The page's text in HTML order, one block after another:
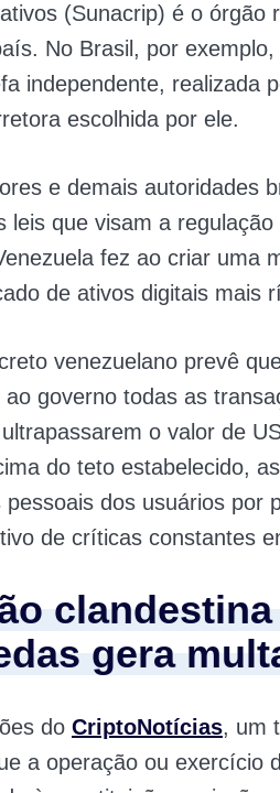
(Sunacrip) é o órgão
No Brasil, por
independente, realizada
escolhida por ele.
e demais autoridades
leis que visam a regulação
fez ao criar uma
de ativos digitais mais
venezuelano prevê
governo todas as
o valor de
do teto estabelecido,
dos usuários por
de críticas constantes
gera
do CriptoNotícias, um
a operação ou exercício